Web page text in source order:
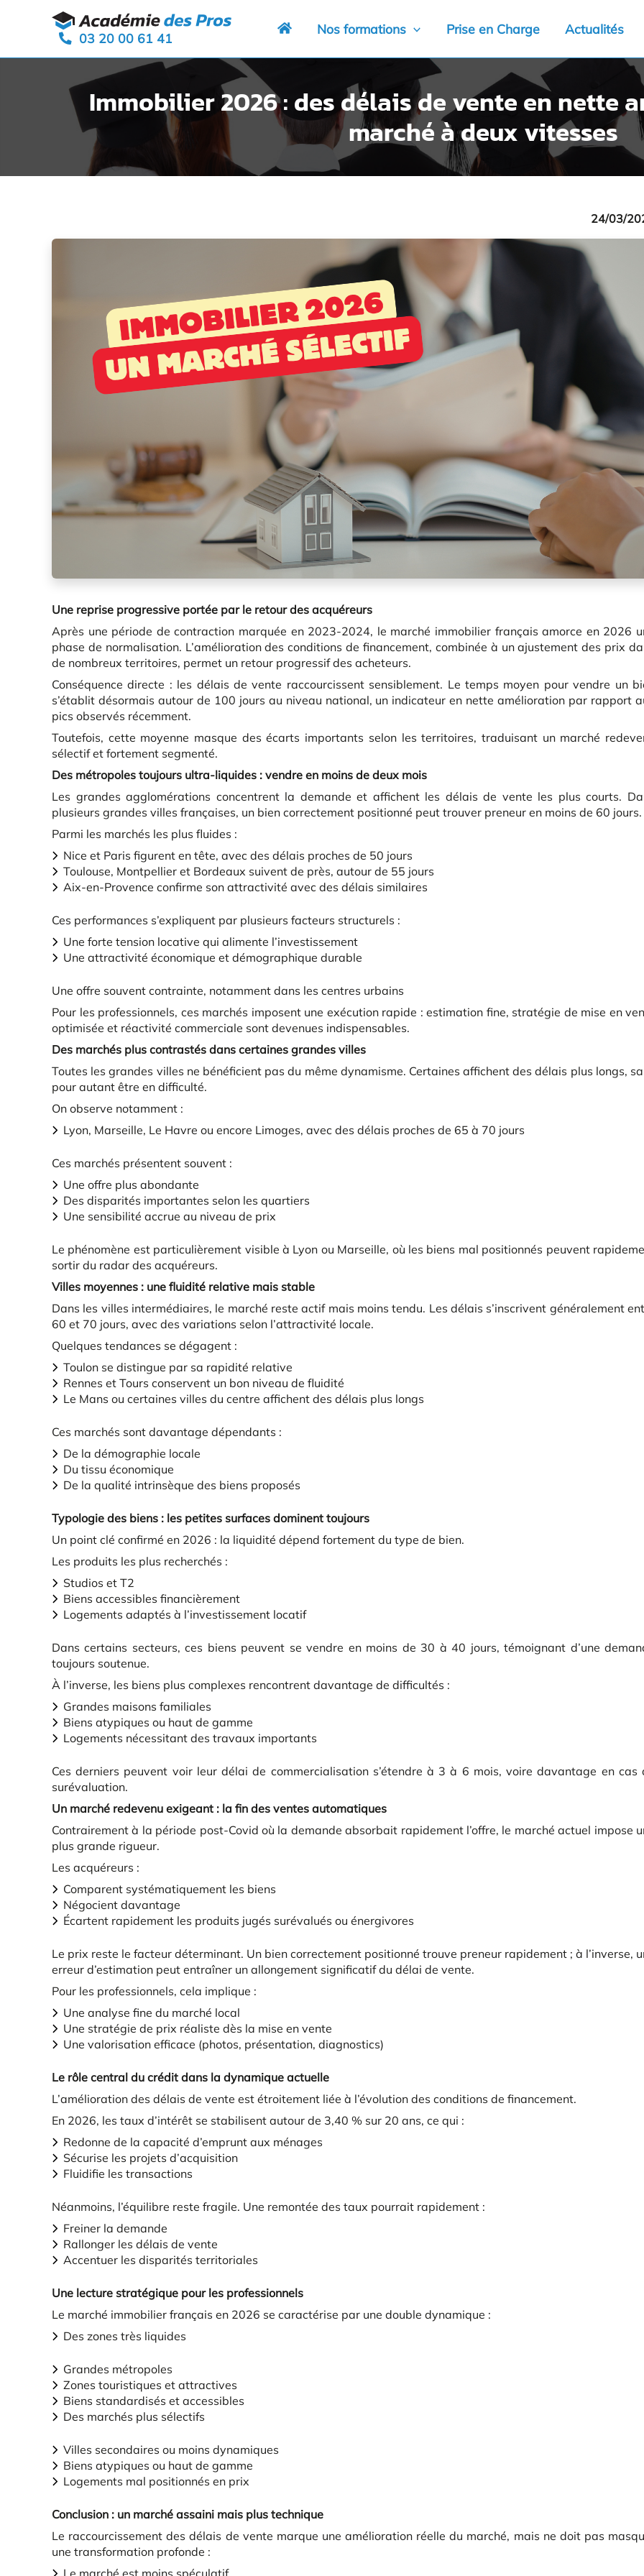
03 20 00 61 41
Nos formations Prise en Charge Actualités
Immobilier 2026 : des délais de vente en nette
marché à deux vitesses
24/03/
Une reprise progressive portée par le retour des acquéreurs
Après une période de contraction marquée en 2023-2024, le marché immobilier français amorce en 2026
phase de normalisation. L’amélioration des conditions de financement, combinée à un ajustement des prix
de nombreux territoires, permet un retour progressif des acheteurs.
Conséquence directe : les délais de vente raccourcissent sensiblement. Le temps moyen pour vendre un
s’établit désormais autour de 100 jours au niveau national, un indicateur en nette amélioration par rapport
pics observés récemment.
Toutefois, cette moyenne masque des écarts importants selon les territoires, traduisant un marché
sélectif et fortement segmenté.
Des métropoles toujours ultra-liquides : vendre en moins de deux mois
Les grandes agglomérations concentrent la demande et affichent les délais de vente les plus courts.
plusieurs grandes villes françaises, un bien correctement positionné peut trouver preneur en moins de 60 jours.
Parmi les marchés les plus fluides :
Nice et Paris figurent en tête, avec des délais proches de 50 jours
Toulouse, Montpellier et Bordeaux suivent de près, autour de 55 jours
Aix-en-Provence confirme son attractivité avec des délais similaires
Ces performances s’expliquent par plusieurs facteurs structurels :
Une forte tension locative qui alimente l’investissement
Une attractivité économique et démographique durable
Une offre souvent contrainte, notamment dans les centres urbains
Pour les professionnels, ces marchés imposent une exécution rapide : estimation fine, stratégie de mise en
optimisée et réactivité commerciale sont devenues indispensables.
Des marchés plus contrastés dans certaines grandes villes
Toutes les grandes villes ne bénéficient pas du même dynamisme. Certaines affichent des délais plus longs,
pour autant être en difficulté.
On observe notamment :
Lyon, Marseille, Le Havre ou encore Limoges, avec des délais proches de 65 à 70 jours
Ces marchés présentent souvent :
Une offre plus abondante
Des disparités importantes selon les quartiers
Une sensibilité accrue au niveau de prix
Le phénomène est particulièrement visible à Lyon ou Marseille, où les biens mal positionnés peuvent
sortir du radar des acquéreurs.
Villes moyennes : une fluidité relative mais stable
Dans les villes intermédiaires, le marché reste actif mais moins tendu. Les délais s’inscrivent généralement
60 et 70 jours, avec des variations selon l’attractivité locale.
Quelques tendances se dégagent :
Toulon se distingue par sa rapidité relative
Rennes et Tours conservent un bon niveau de fluidité
Le Mans ou certaines villes du centre affichent des délais plus longs
Ces marchés sont davantage dépendants :
De la démographie locale
Du tissu économique
De la qualité intrinsèque des biens proposés
Typologie des biens : les petites surfaces dominent toujours
Un point clé confirmé en 2026 : la liquidité dépend fortement du type de bien.
Les produits les plus recherchés :
Studios et T2
Biens accessibles financièrement
Logements adaptés à l’investissement locatif
Dans certains secteurs, ces biens peuvent se vendre en moins de 30 à 40 jours, témoignant d’une
toujours soutenue.
À l’inverse, les biens plus complexes rencontrent davantage de difficultés :
Grandes maisons familiales
Biens atypiques ou haut de gamme
Logements nécessitant des travaux importants
Ces derniers peuvent voir leur délai de commercialisation s’étendre à 3 à 6 mois, voire davantage en cas
surévaluation.
Un marché redevenu exigeant : la fin des ventes automatiques
Contrairement à la période post-Covid où la demande absorbait rapidement l’offre, le marché actuel impose
plus grande rigueur.
Les acquéreurs :
Comparent systématiquement les biens
Négocient davantage
Écartent rapidement les produits jugés surévalués ou énergivores
Le prix reste le facteur déterminant. Un bien correctement positionné trouve preneur rapidement ; à l’inverse,
erreur d’estimation peut entraîner un allongement significatif du délai de vente.
Pour les professionnels, cela implique :
Une analyse fine du marché local
Une stratégie de prix réaliste dès la mise en vente
Une valorisation efficace (photos, présentation, diagnostics)
Le rôle central du crédit dans la dynamique actuelle
L’amélioration des délais de vente est étroitement liée à l’évolution des conditions de financement.
En 2026, les taux d’intérêt se stabilisent autour de 3,40 % sur 20 ans, ce qui :
Redonne de la capacité d’emprunt aux ménages
Sécurise les projets d’acquisition
Fluidifie les transactions
Néanmoins, l’équilibre reste fragile. Une remontée des taux pourrait rapidement :
Freiner la demande
Rallonger les délais de vente
Accentuer les disparités territoriales
Une lecture stratégique pour les professionnels
Le marché immobilier français en 2026 se caractérise par une double dynamique :
Des zones très liquides
Grandes métropoles
Zones touristiques et attractives
Biens standardisés et accessibles
Des marchés plus sélectifs
Villes secondaires ou moins dynamiques
Biens atypiques ou haut de gamme
Logements mal positionnés en prix
Conclusion : un marché assaini mais plus technique
Le raccourcissement des délais de vente marque une amélioration réelle du marché, mais ne doit pas
une transformation profonde :
Le marché est moins spéculatif
Panneau de gestion des cookies